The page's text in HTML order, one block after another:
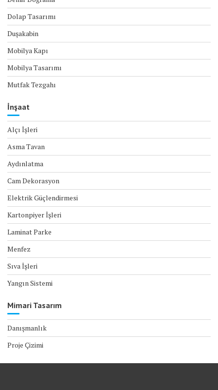
Dolap Tasarımı
Duşakabin
Mobilya Kapı
Mobilya Tasarımı
Mutfak Tezgahı
İnşaat
Alçı İşleri
Asma Tavan
Aydınlatma
Cam Dekorasyon
Elektrik Güçlendirmesi
Kartonpiyer İşleri
Laminat Parke
Menfez
Sıva İşleri
Yangın Sistemi
Mimari Tasarım
Danışmanlık
Proje Çizimi